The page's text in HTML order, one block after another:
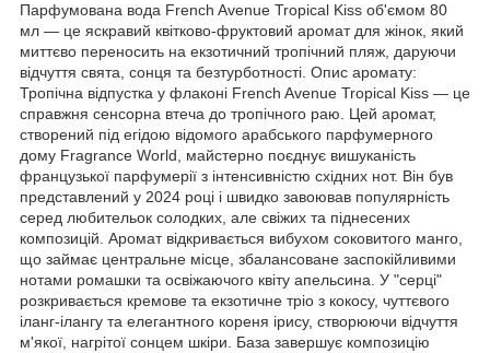
Парфумована вода French Avenue Tropical Kiss об'ємом 80
мл — це яскравий квітково-фруктовий аромат для жінок, який
миттєво переносить на екзотичний тропічний пляж, даруючи
відчуття свята, сонця та безтурботності. Опис аромату:
Тропічна відпустка у флаконі French Avenue Tropical Kiss — це
справжня сенсорна втеча до тропічного раю. Цей аромат,
створений під егідою відомого арабського парфумерного
дому Fragrance World, майстерно поєднує вишуканість
французької парфумерії з інтенсивністю східних нот. Він був
представлений у 2024 році і швидко завоював популярність
серед любительок солодких, але свіжих та піднесених
композицій. Аромат відкривається вибухом соковитого манго,
що займає центральне місце, збалансоване заспокійливими
нотами ромашки та освіжаючого квіту апельсина. У "серці"
розкривається кремове та екзотичне тріо з кокосу, чуттєвого
іланг-ілангу та елегантного кореня ірису, створюючи відчуття
м'якої, нагрітої сонцем шкіри. База завершує композицію